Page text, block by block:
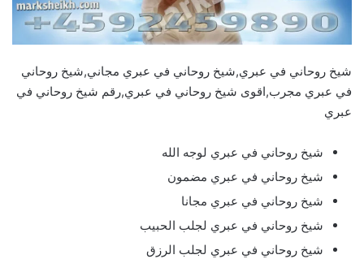
شيخ روحاني في عبري,شيخ روحاني في عبري مجاني,شيخ روحاني
في عبري مجرب,اقوى شيخ روحاني في عبري,رقم شيخ روحاني في
عبري
شيخ روحاني في عبري لوجه الله
شيخ روحاني في عبري مضمون
شيخ روحاني في عبري مجانا
شيخ روحاني في عبري لجلب الحبيب
شيخ روحاني في عبري لجلب الرزق